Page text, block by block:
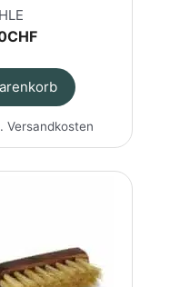
CHF
Versandkosten